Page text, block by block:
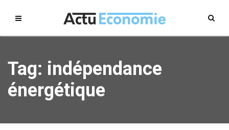
Tag: indépendance
énergétique